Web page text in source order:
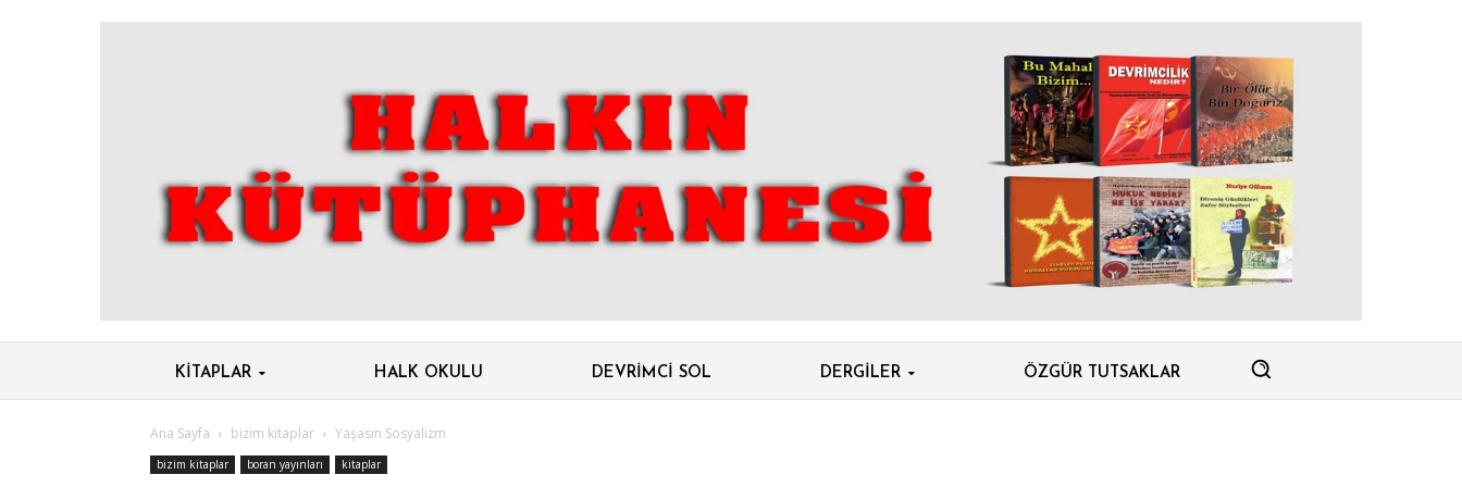
KITAPLAR HALK OKULU DEVRIMCI SOL DERGILER ÖZGÜR TUTSAKLAR
Ana Sayfa bizim kitaplar Yaşasın Sosyalizm
bizim kitaplar boran yayınları kitaplar